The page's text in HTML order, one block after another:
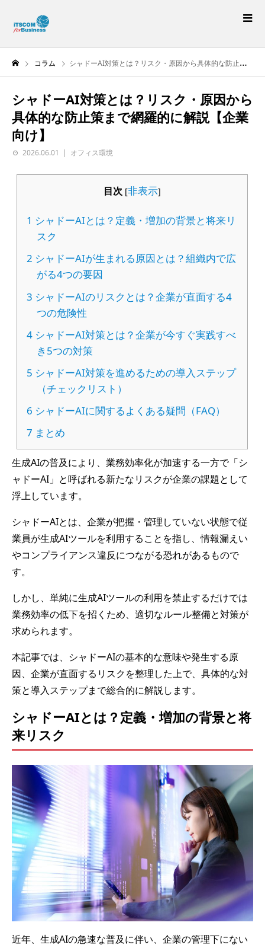
コラム シャドーAI対策とは？リスク・原因から具体的な防止策まで網羅的に解説【企業向け】
シャドーAI対策とは？リスク・原因から
具体的な防止策まで網羅的に解説【企業
向け】
2026.06.01 オフィス環境
目次 [非表示]
1 シャドーAIとは？定義・増加の背景と将来リ
スク
2 シャドーAIが生まれる原因とは？組織内で広
がる4つの要因
3 シャドーAIのリスクとは？企業が直面する4
つの危険性
4 シャドーAI対策とは？企業が今すぐ実践すべ
き5つの対策
5 シャドーAI対策を進めるための導入ステップ
（チェックリスト）
6 シャドーAIに関するよくある疑問（FAQ）
7 まとめ
生成AIの普及により、業務効率化が加速する一方で「シ
ャドーAI」と呼ばれる新たなリスクが企業の課題として
浮上しています。
シャドーAIとは、企業が把握・管理していない状態で従
業員が生成AIツールを利用することを指し、情報漏えい
やコンプライアンス違反につながる恐れがあるもので
す。
しかし、単純に生成AIツールの利用を禁止するだけでは
業務効率の低下を招くため、適切なルール整備と対策が
求められます。
本記事では、シャドーAIの基本的な意味や発生する原
因、企業が直面するリスクを整理した上で、具体的な対
策と導入ステップまで総合的に解説します。
シャドーAIとは？定義・増加の背景と将
来リスク
近年、生成AIの急速な普及に伴い、企業の管理下にない